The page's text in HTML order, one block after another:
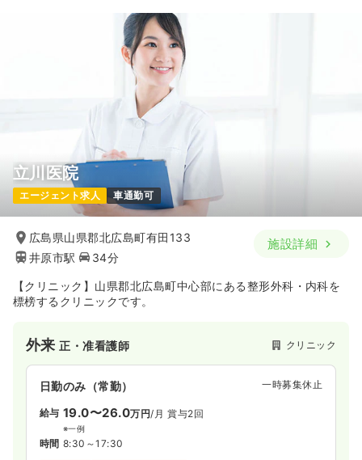
19.8〜31.6万円/月 賞与4ヶ月
8:30～17:30（休憩60分）
月給31万円以上可
気になる
日勤のみ（パート）
給与 時給1,100〜1,650円
時間 8:30～17:30（休憩60分）
時給1,600円以上可
気になる 詳細を見る
※一例
8:30～17:30
立川医院
エージェント求人 車通勤可
広島県山県郡北広島町有田133
井原市駅
34分
施設詳細
【クリニック】山県郡北広島町中心部にある整形外科・内科を
標榜するクリニックです。
外来正・准看護師 クリニック
日勤のみ（常勤） 一時募集休止
給与 19.0〜26.0万円/月 賞与2回
※一例
時間 8:30～17:30